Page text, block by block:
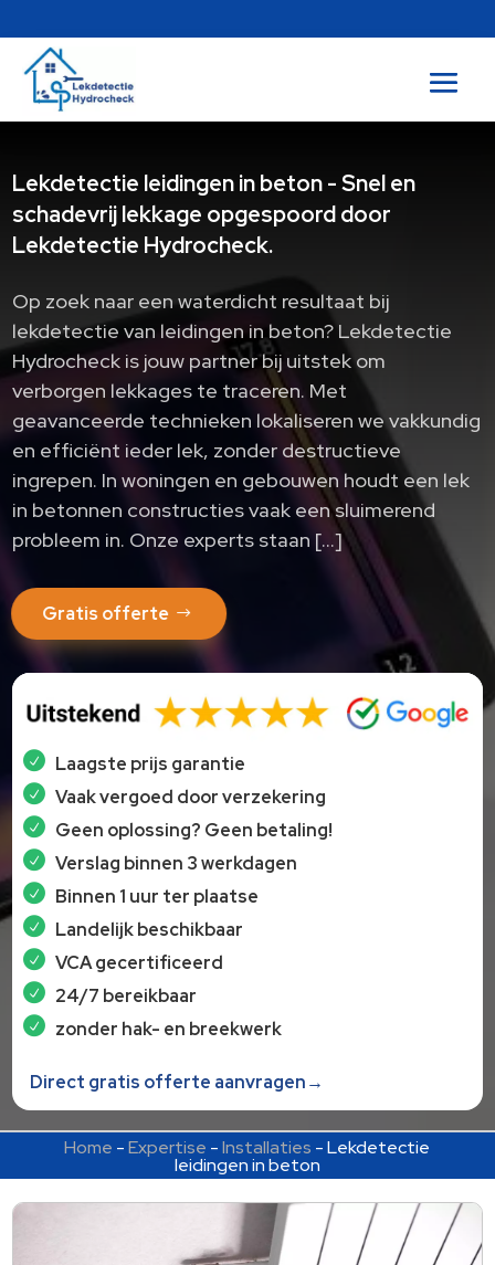
Lekdetectie leidingen in beton - Snel en
schadevrij lekkage opgespoord door
Lekdetectie Hydrocheck.
Op zoek naar een waterdicht resultaat bij
lekdetectie van leidingen in beton? Lekdetectie
Hydrocheck is jouw partner bij uitstek om
verborgen lekkages te traceren. Met
geavanceerde technieken lokaliseren we vakkundig
en efficiënt ieder lek, zonder destructieve
ingrepen. In woningen en gebouwen houdt een lek
in betonnen constructies vaak een sluimerend
probleem in. Onze experts staan […]
Gratis offerte
Laagste prijs garantie
Vaak vergoed door verzekering
Geen oplossing? Geen betaling!
Verslag binnen 3 werkdagen
Binnen 1 uur ter plaatse
Landelijk beschikbaar
VCA gecertificeerd
24/7 bereikbaar
zonder hak- en breekwerk
Direct gratis offerte aanvragen→
Home -Expertise -Installaties -Lekdetectie
leidingen in beton